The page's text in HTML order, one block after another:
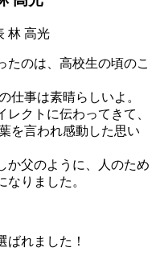
たのは、高校生の頃のこ
仕事は素晴らしいよ。
クトに伝わってきて、
を言われ感動した思い
か父のように、人のため
りました。
ばれました！